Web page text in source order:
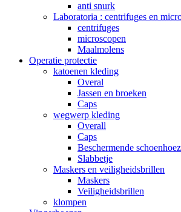
anti snurk
Laboratoria : centrifuges en
centrifuges
microscopen
Maalmolens
Operatie protectie
katoenen kleding
Overal
Jassen en broeken
Caps
wegwerp kleding
Overall
Caps
Beschermende
Slabbetje
Maskers en veiligheidsbrillen
Maskers
Veiligheidsbrillen
klompen